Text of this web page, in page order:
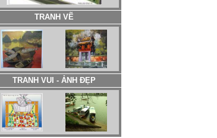
TRANH VẼ
TRANH VUI - ẢNH ĐẸP